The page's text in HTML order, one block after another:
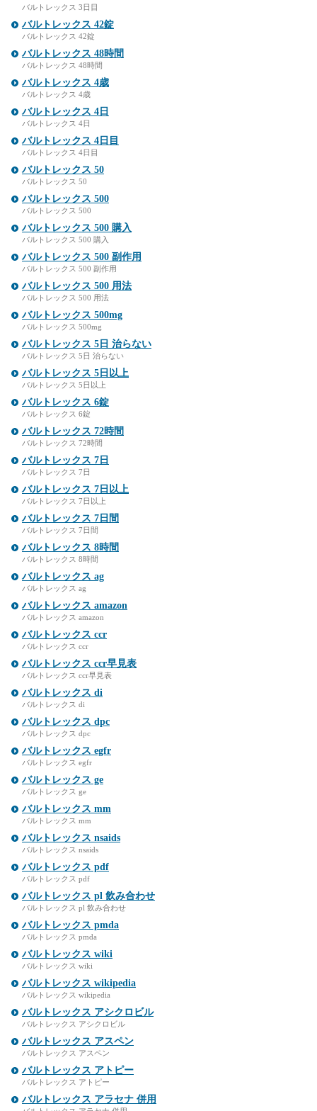
バルトレックス 3日目
バルトレックス 42錠
バルトレックス 42錠
バルトレックス 48時間
バルトレックス 48時間
バルトレックス 4歳
バルトレックス 4歳
バルトレックス 4日
バルトレックス 4日
バルトレックス 4日目
バルトレックス 4日目
バルトレックス 50
バルトレックス 50
バルトレックス 500
バルトレックス 500
バルトレックス 500 購入
バルトレックス 500 購入
バルトレックス 500 副作用
バルトレックス 500 副作用
バルトレックス 500 用法
バルトレックス 500 用法
バルトレックス 500mg
バルトレックス 500mg
バルトレックス 5日 治らない
バルトレックス 5日 治らない
バルトレックス 5日以上
バルトレックス 5日以上
バルトレックス 6錠
バルトレックス 6錠
バルトレックス 72時間
バルトレックス 72時間
バルトレックス 7日
バルトレックス 7日
バルトレックス 7日以上
バルトレックス 7日以上
バルトレックス 7日間
バルトレックス 7日間
バルトレックス 8時間
バルトレックス 8時間
バルトレックス ag
バルトレックス ag
バルトレックス amazon
バルトレックス amazon
バルトレックス ccr
バルトレックス ccr
バルトレックス ccr早見表
バルトレックス ccr早見表
バルトレックス di
バルトレックス di
バルトレックス dpc
バルトレックス dpc
バルトレックス egfr
バルトレックス egfr
バルトレックス ge
バルトレックス ge
バルトレックス mm
バルトレックス mm
バルトレックス nsaids
バルトレックス nsaids
バルトレックス pdf
バルトレックス pdf
バルトレックス pl 飲み合わせ
バルトレックス pl 飲み合わせ
バルトレックス pmda
バルトレックス pmda
バルトレックス wiki
バルトレックス wiki
バルトレックス wikipedia
バルトレックス wikipedia
バルトレックス アシクロビル
バルトレックス アシクロビル
バルトレックス アスペン
バルトレックス アスペン
バルトレックス アトピー
バルトレックス アトピー
バルトレックス アラセナ 併用